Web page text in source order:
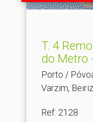
T.​ 4
do Metro
Porto /
Varzim,
Ref: 2128